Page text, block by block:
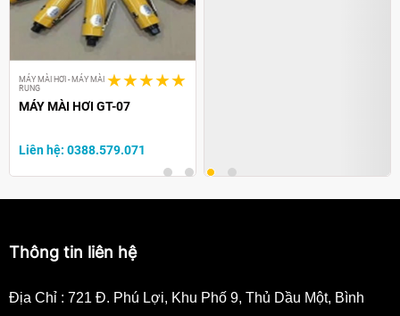
MÁY MÀI HƠI - MÁY MÀI
RUNG
MÁY MÀI HƠI GT-07
Liên hệ: 0388.579.071
Thông tin liên hệ
Địa Chỉ : 721 Đ. Phú Lợi, Khu Phố 9, Thủ Dầu Một, Bình